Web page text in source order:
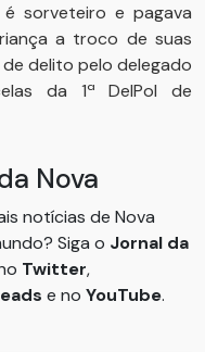
sorveteiro e pagava
a troco de suas
delito pelo delegado
da 1ª DelPol de
Nova
notícias de Nova
Siga o Jornal da
Twitter,
e no YouTube.